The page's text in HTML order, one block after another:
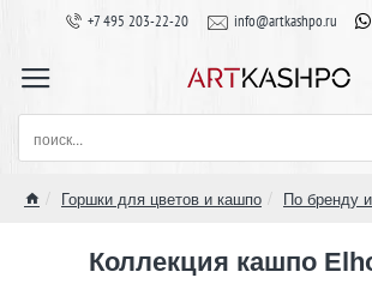
+7 495 203-22-20 info@artkashpo.ru
поиск...
Горшки для цветов и кашпо По бренду
Коллекция кашпо